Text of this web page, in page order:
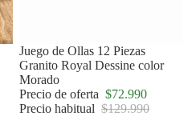
Oferta
Juego de Ollas 12 Piezas
Granito Royal Dessine color
Morado
Precio de oferta $72.990
Precio habitual $129.990